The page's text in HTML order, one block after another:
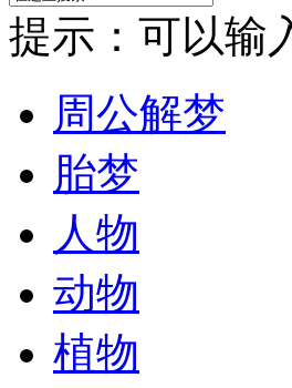
提示：可以输
周公解梦
胎梦
人物
动物
植物